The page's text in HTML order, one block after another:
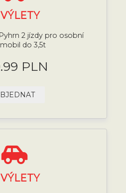
VÝLETY
2 jízdy pro osobní
do 3,5t
PLN
VÝLETY